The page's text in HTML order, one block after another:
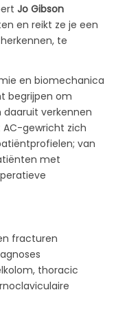
Jo Gibson
en reikt ze je een
te
en biomechanica
begrijpen om
daaruit verkennen
gewricht zich
van
met
fracturen
thoracic